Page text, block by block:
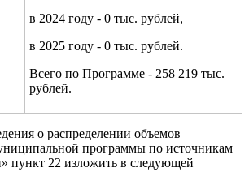
в 2024 году - 0 тыс. рублей,
в 2025 году - 0 тыс. рублей.
Всего по Программе - 258 219 тыс.
рублей.
о распределении объемов
программы по источникам
пункт 22 изложить в следующей